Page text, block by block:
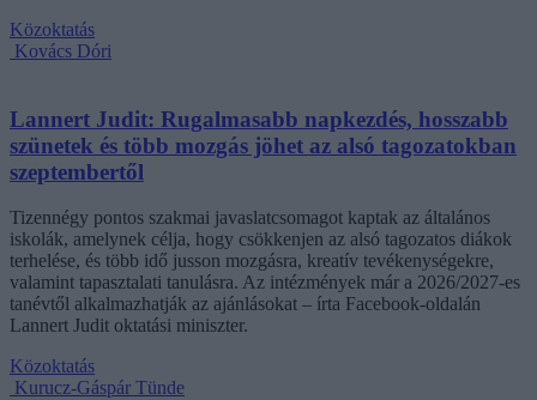
Közoktatás
Kovács Dóri
Lannert Judit: Rugalmasabb napkezdés, hosszabb
szünetek és több mozgás jöhet az alsó tagozatokban
szeptembertől
Tizennégy pontos szakmai javaslatcsomagot kaptak az általános
iskolák, amelynek célja, hogy csökkenjen az alsó tagozatos diákok
terhelése, és több idő jusson mozgásra, kreatív tevékenységekre,
valamint tapasztalati tanulásra. Az intézmények már a 2026/2027-es
tanévtől alkalmazhatják az ajánlásokat – írta Facebook-oldalán
Lannert Judit oktatási miniszter.
Közoktatás
Kurucz-Gáspár Tünde